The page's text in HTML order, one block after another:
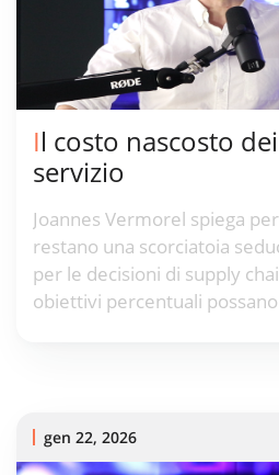
Il costo nascosto dei livelli di
servizio
Joannes Vermorel spiega
restano una scorciatoia
per le decisioni di supply
obiettivi percentuali
gen 22, 2026